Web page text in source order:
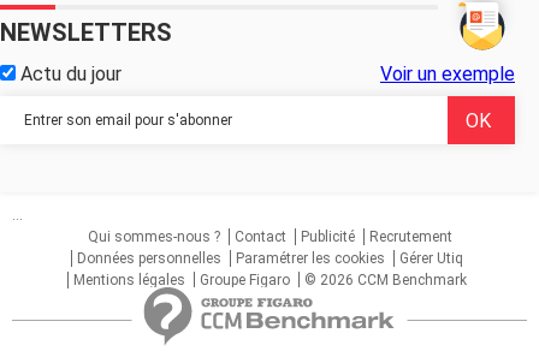
NEWSLETTERS
Actu du jour Voir un exemple
...
Qui sommes-nous ?
Contact Publicité
Recrutement
Données personnelles
Paramétrer les cookies
Gérer Utiq
Mentions légales
Groupe Figaro © 2026 CCM Benchmark